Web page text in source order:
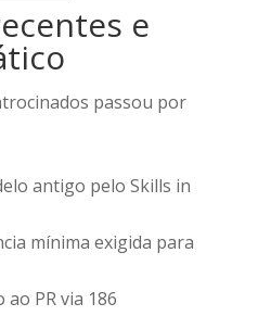
e
passou por
antigo pelo Skills in
mínima exigida para
ao PR via 186